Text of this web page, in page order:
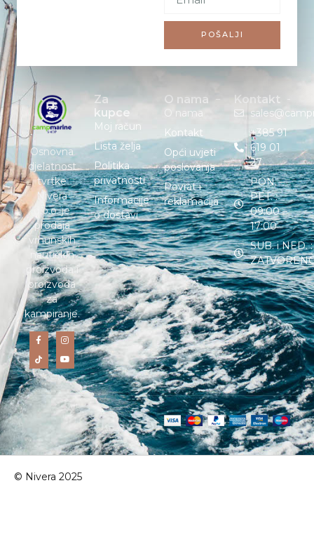
POŠALJI
Osnovna
djelatnost
tvrtke
Nivera
d.o.o. je
prodaja
vrhunskih
nautičkih
proizvoda i
proizvoda
za
kampiranje.
Za
kupce
Moj račun
Lista želja
Politika
privatnosti
Informacije
o dostavi
O nama
O nama
Kontakt
Opći uvjeti
poslovanja
Povrat i
reklamacija
Kontakt
+385 91
619 01
27
PON. –
PET. :
09:00 –
17:00
SUB. i NED. :
© Nivera 2025